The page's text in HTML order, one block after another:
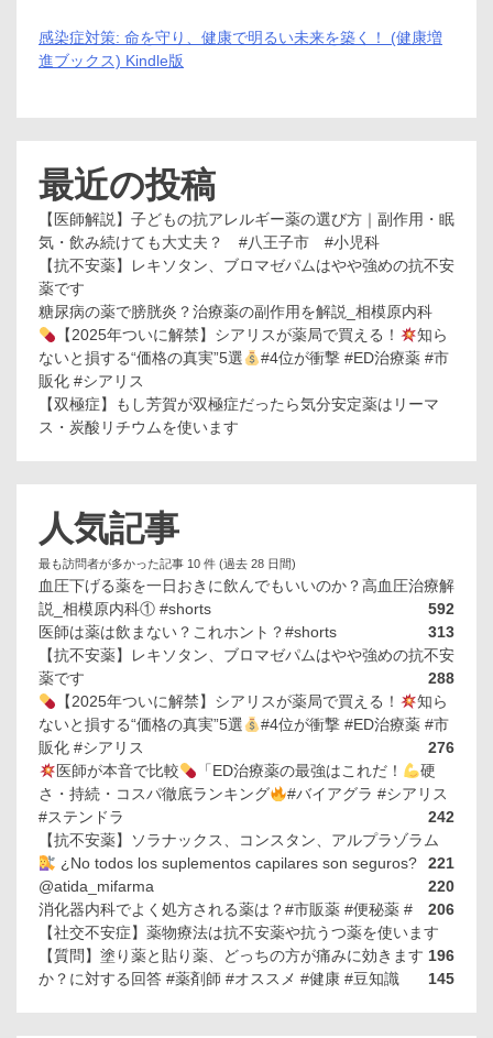
感染症対策: 命を守り、健康で明るい未来を築く！ (健康増
進ブックス) Kindle版
最近の投稿
【医師解説】子どもの抗アレルギー薬の選び方｜副作用・眠
気・飲み続けても大丈夫？ #八王子市 #小児科
【抗不安薬】レキソタン、ブロマゼパムはやや強めの抗不安
薬です
糖尿病の薬で膀胱炎？治療薬の副作用を解説_相模原内科
【2025年ついに解禁】シアリスが薬局で買える！
知ら
ないと損する“価格の真実”5選
#4位が衝撃 #ED治療薬 #市
販化 #シアリス
【双極症】もし芳賀が双極症だったら気分安定薬はリーマ
ス・炭酸リチウムを使います
人気記事
最も訪問者が多かった記事 10 件 (過去 28 日間)
血圧下げる薬を一日おきに飲んでもいいのか？高血圧治療解
説_相模原内科① #shorts
592
医師は薬は飲まない？これホント？#shorts
313
【抗不安薬】レキソタン、ブロマゼパムはやや強めの抗不安
薬です
288
【2025年ついに解禁】シアリスが薬局で買える！
知ら
ないと損する“価格の真実”5選
#4位が衝撃 #ED治療薬 #市
販化 #シアリス
276
医師が本音で比較
「ED治療薬の最強はこれだ！
硬
さ・持続・コスパ徹底ランキング
#バイアグラ #シアリス
#ステンドラ
242
【抗不安薬】ソラナックス、コンスタン、アルプラゾラム
221
¿No todos los suplementos capilares son seguros?
@atida_mifarma
220
消化器内科でよく処方される薬は？#市販薬 #便秘薬 #
206
【社交不安症】薬物療法は抗不安薬や抗うつ薬を使います
196
【質問】塗り薬と貼り薬、どっちの方が痛みに効きます
か？に対する回答 #薬剤師 #オススメ #健康 #豆知識
145